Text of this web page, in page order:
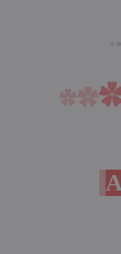
✿✿